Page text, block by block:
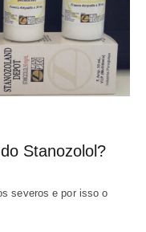
Stanozolol?
severos e por isso o